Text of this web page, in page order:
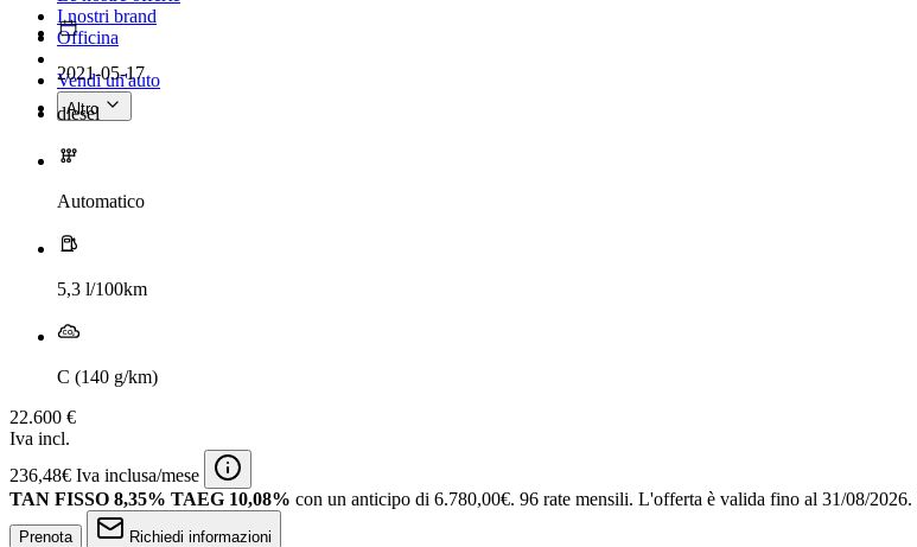
I nostri brand
Officina
Vendi un'auto
Altro
2021-05-17
diesel
Automatico
5,3 l/100km
C (140 g/km)
22.600 €
Iva incl.
236,48€ Iva inclusa/mese
TAN FISSO 8,35% TAEG 10,08% con un anticipo di 6.780,00€. 96 rate mensili. L'offerta è valida fino al 31/08/2026.
Prenota Richiedi informazioni